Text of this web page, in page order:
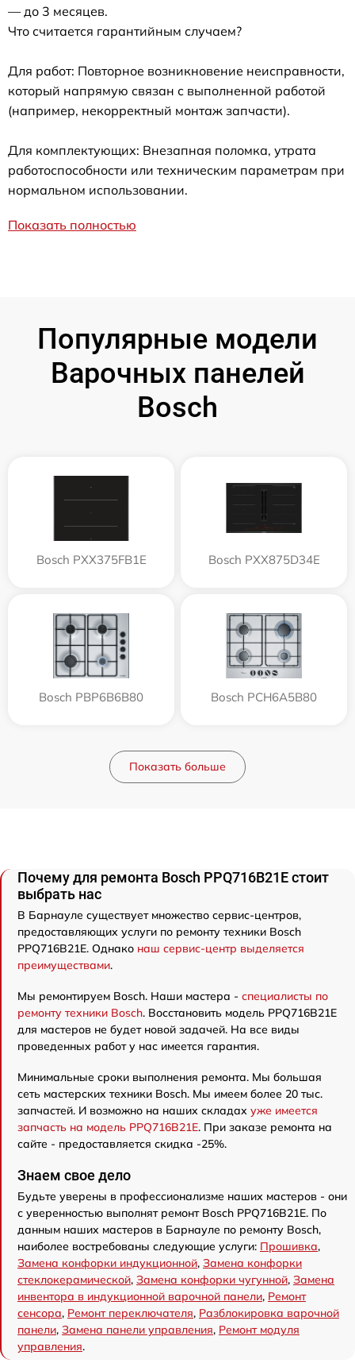
— до 3 месяцев.
Что считается гарантийным случаем?
Для работ: Повторное возникновение неисправности,
который напрямую связан с выполненной работой
(например, некорректный монтаж запчасти).
Для комплектующих: Внезапная поломка, утрата
работоспособности или техническим параметрам при
нормальном использовании.
Показать полностью
Популярные модели
Варочных панелей
Bosch
Bosch PXX375FB1E Bosch PXX875D34E
Bosch PBP6B6B80 Bosch PCH6A5B80
Показать больше
Почему для ремонта Bosch PPQ716B21E стоит
выбрать нас
В Барнауле существует множество сервис-центров,
предоставляющих услуги по ремонту техники Bosch
PPQ716B21E. Однако наш сервис-центр выделяется
преимуществами.
Мы ремонтируем Bosch. Наши мастера - специалисты по
ремонту техники Bosch. Восстановить модель PPQ716B21E
для мастеров не будет новой задачей. На все виды
проведенных работ у нас имеется гарантия.
Минимальные сроки выполнения ремонта. Мы большая
сеть мастерских техники Bosch. Мы имеем более 20 тыс.
запчастей. И возможно на наших складах уже имеется
запчасть на модель PPQ716B21E. При заказе ремонта на
сайте - предоставляется скидка -25%.
Знаем свое дело
Будьте уверены в профессионализме наших мастеров - они
с уверенностью выполнят ремонт Bosch PPQ716B21E. По
данным наших мастеров в Барнауле по ремонту Bosch,
наиболее востребованы следующие услуги: Прошивка,
Замена конфорки индукционной, Замена конфорки
стеклокерамической, Замена конфорки чугунной, Замена
инвентора в индукционной варочной панели, Ремонт
сенсора, Ремонт переключателя, Разблокировка варочной
панели, Замена панели управления, Ремонт модуля
управления.